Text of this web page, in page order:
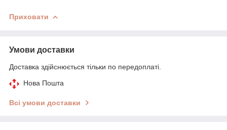
Приховати
Умови доставки
Доставка здійснюється тільки по передоплаті.
Нова Пошта
Всі умови доставки